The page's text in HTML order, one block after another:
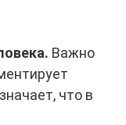
Важно
что в